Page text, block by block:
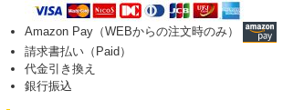
Amazon Pay（WEBからの注文時のみ）
請求書払い（Paid）
代金引き換え
銀行振込